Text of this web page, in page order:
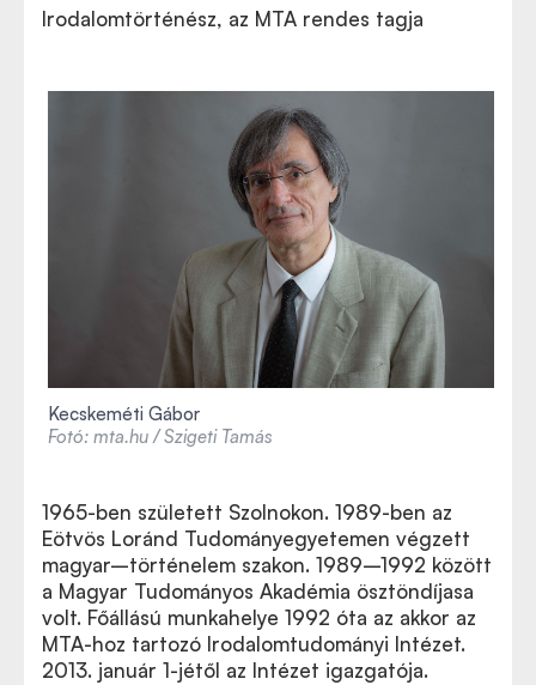
Irodalomtörténész, az MTA rendes tagja
Kecskeméti Gábor
Fotó: mta.hu / Szigeti Tamás
1965-ben született Szolnokon. 1989-ben az
Eötvös Loránd Tudományegyetemen végzett
magyar–történelem szakon. 1989–1992 között
a Magyar Tudományos Akadémia ösztöndíjasa
volt. Főállású munkahelye 1992 óta az akkor az
MTA-hoz tartozó Irodalomtudományi Intézet.
2013. január 1-jétől az Intézet igazgatója.